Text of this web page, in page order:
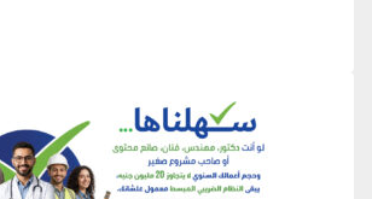
منطقة إعلانية